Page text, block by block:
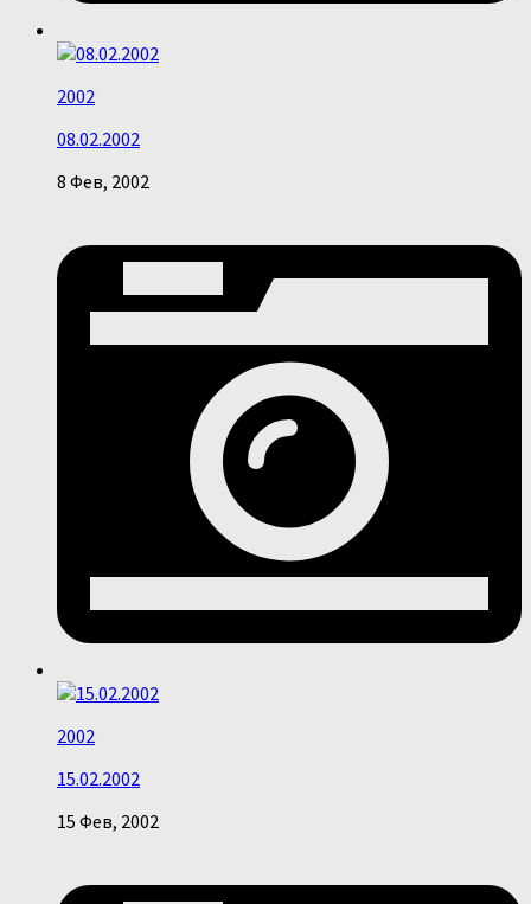
2002
08.02.2002
8 Фев, 2002
2002
15.02.2002
15 Фев, 2002